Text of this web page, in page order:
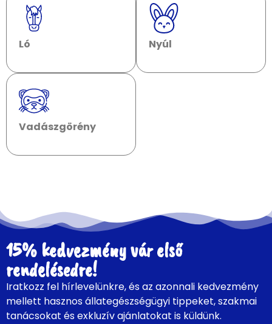
Ló Nyúl
Vadászgörény
15% kedvezmény vár első
rendelésedre!
Iratkozz fel hírlevelünkre, és az azonnali kedvezmény
mellett hasznos állategészségügyi tippeket, szakmai
tanácsokat és exkluzív ajánlatokat is küldünk.